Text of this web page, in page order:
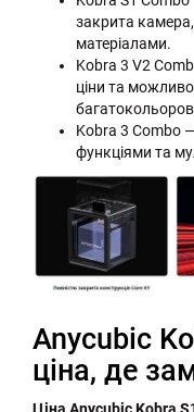
закрита камера,
матеріалами.
Kobra 3 V2
ціни та
Kobra 3 Combo
функціями та
Anycubic
ціна, де